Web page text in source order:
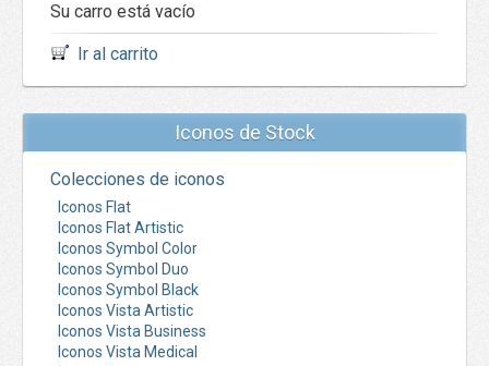
Su carro está vacío
Ir al carrito
Iconos de Stock
Colecciones de iconos
Iconos Flat
Iconos Flat Artistic
Iconos Symbol Color
Iconos Symbol Duo
Iconos Symbol Black
Iconos Vista Artistic
Iconos Vista Business
Iconos Vista Medical